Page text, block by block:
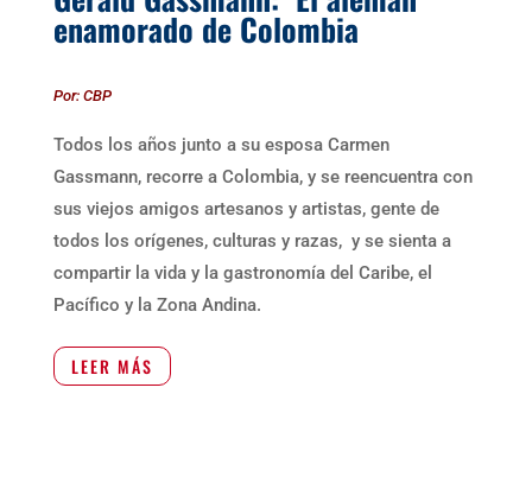
enamorado de Colombia
Por: CBP
Todos los años junto a su esposa Carmen
Gassmann, recorre a Colombia, y se reencuentra con
sus viejos amigos artesanos y artistas, gente de
todos los orígenes, culturas y razas, y se sienta a
compartir la vida y la gastronomía del Caribe, el
Pacífico y la Zona Andina.
LEER MÁS